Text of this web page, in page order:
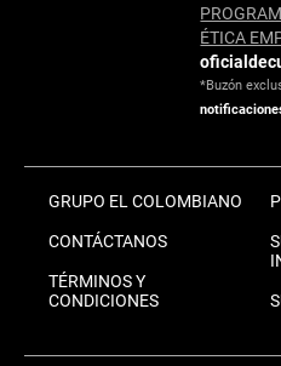
ÉTICA
*Buzón
GRUPO EL COLOMBIANO
CONTÁCTANOS
TÉRMINOS Y
CONDICIONES